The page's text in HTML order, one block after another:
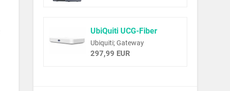
UbiQuiti UCG-Fiber
Ubiquiti; Gateway
297,99 EUR